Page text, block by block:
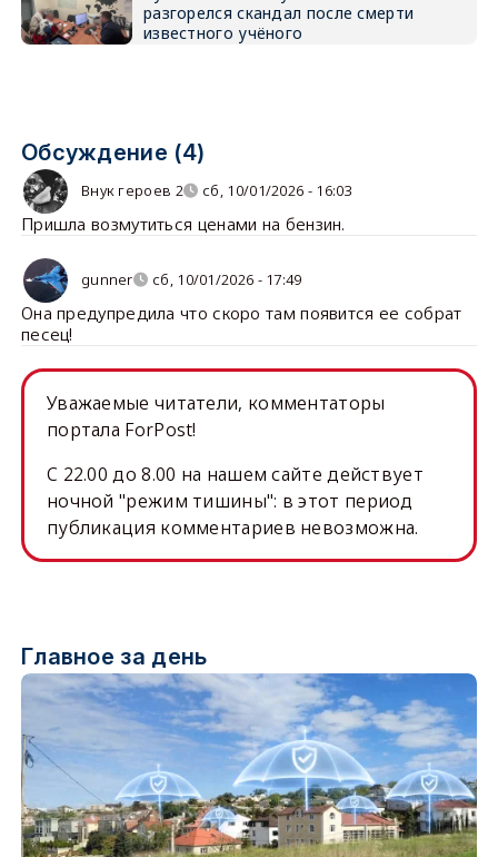
разгорелся скандал после смерти
известного учёного
Обсуждение (4)
Внук героев 2 сб, 10/01/2026 - 16:03
Пришла возмутиться ценами на бензин.
gunner сб, 10/01/2026 - 17:49
Она предупредила что скоро там появится ее собрат
песец!
Уважаемые читатели, комментаторы
портала ForPost!
C 22.00 до 8.00 на нашем сайте действует
ночной "режим тишины": в этот период
публикация комментариев невозможна.
Главное за день